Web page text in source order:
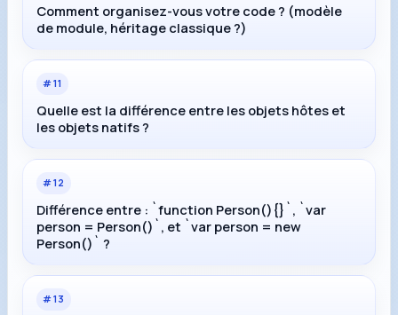
Comment organisez-vous votre code ? (modèle
de module, héritage classique ?)
#11
Quelle est la différence entre les objets hôtes et
les objets natifs ?
#12
Différence entre : `function Person(){}`, `var
person = Person()`, et `var person = new
Person()` ?
#13